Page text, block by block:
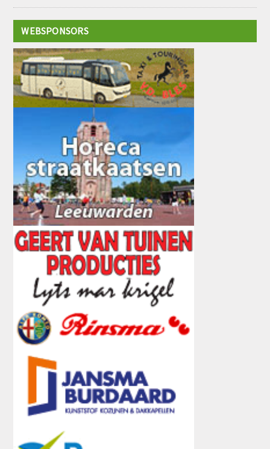
WEBSPONSORS